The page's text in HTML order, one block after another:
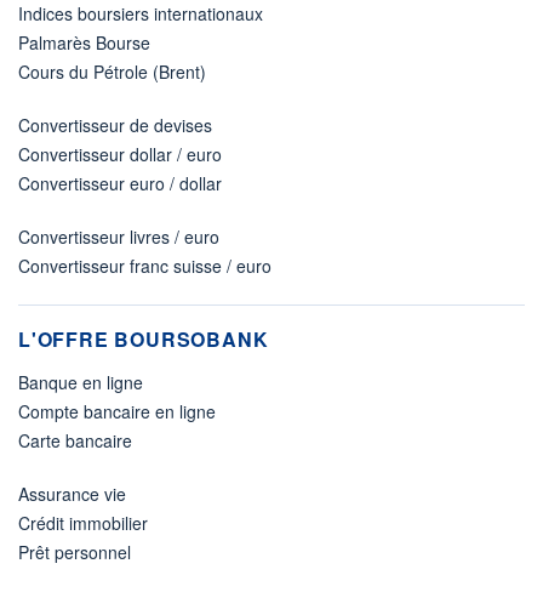
Indices boursiers internationaux
Palmarès Bourse
Cours du Pétrole (Brent)
Convertisseur de devises
Convertisseur dollar / euro
Convertisseur euro / dollar
Convertisseur livres / euro
Convertisseur franc suisse / euro
L'OFFRE BOURSOBANK
Banque en ligne
Compte bancaire en ligne
Carte bancaire
Assurance vie
Crédit immobilier
Prêt personnel